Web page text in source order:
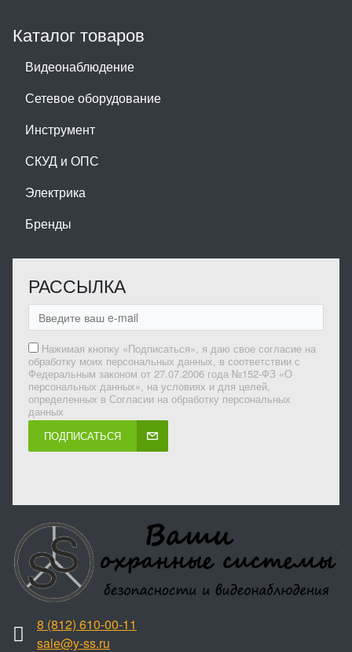
Каталог товаров
Видеонаблюдение
Сетевое оборудование
Инструмент
СКУД и ОПС
Электрика
Бренды
РАССЫЛКА
Нажимая кнопку «Подписаться», я даю свое согласие на
обработку моих персональных данных, в соответствии с
Федеральным законом от 27.07.2006 года №152-ФЗ «О
персональных данных», на условиях и для целей,
определенных в Согласии на обработку персональных
данных
ПОДПИСАТЬСЯ
8 (812) 610-00-11
sale@y-ss.ru